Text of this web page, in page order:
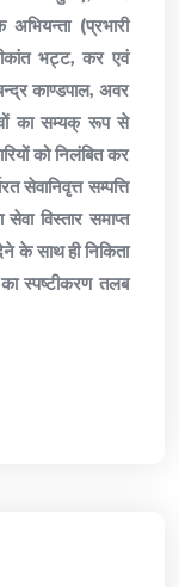
(प्रभारी
भट्ट, कर एवं
काण्डपाल, अवर
का सम्यक् रूप से
को निलंबित कर
सेवानिवृत्त सम्पत्ति
विस्तार समाप्त
के साथ ही निकिता
का स्पष्टीकरण तलब